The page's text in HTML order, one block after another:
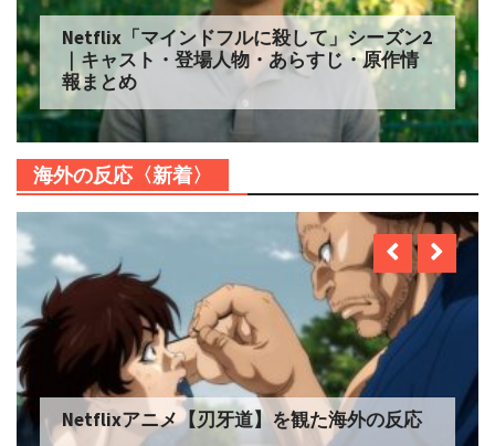
Netflix「自由研究には向かない殺人」シー
ズン2 配信へ｜キャスト・登場人物・あらす
じ・原作情報まとめ
海外の反応〈新着〉
Netflixアニメ【プリズム輪舞曲】を観た海
外の反応